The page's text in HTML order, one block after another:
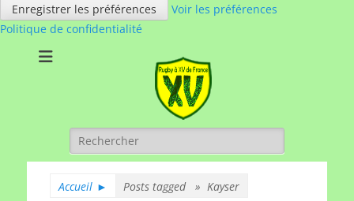
Enregistrer les préférences
Voir les préférences
Politique de confidentialité
Rugby à XV de
Rechercher :
Accueil ► Posts tagged » Kayser